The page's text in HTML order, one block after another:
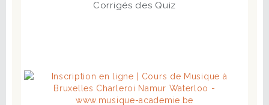
Corrigés des Quiz